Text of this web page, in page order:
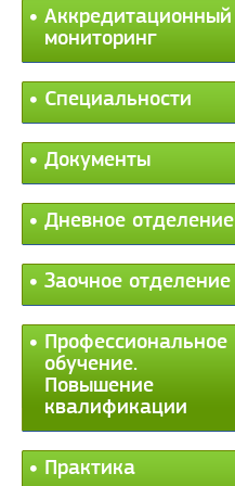
Аккредитационный
мониторинг
Специальности
Документы
Дневное отделение
Заочное отделение
Профессиональное
обучение.
Повышение
квалификации
Практика